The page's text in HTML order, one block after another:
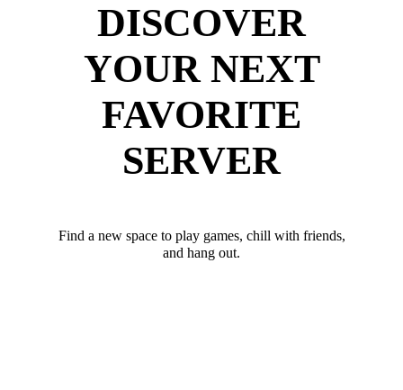
DISCOVER
YOUR NEXT
FAVORITE
SERVER
Find a new space to play games, chill with friends,
and hang out.